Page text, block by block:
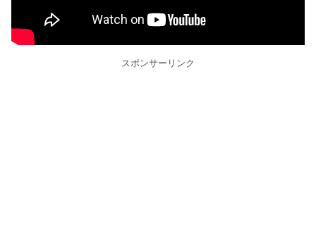
スポンサーリンク